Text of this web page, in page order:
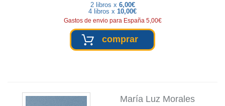
2 libros x 6,00€
4 libros x 10,00€
Gastos de envio para España 5,00€
comprar
María Luz Morales